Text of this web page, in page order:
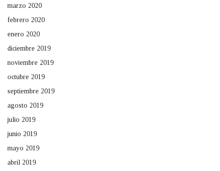
marzo 2020
febrero 2020
enero 2020
diciembre 2019
noviembre 2019
octubre 2019
septiembre 2019
agosto 2019
julio 2019
junio 2019
mayo 2019
abril 2019